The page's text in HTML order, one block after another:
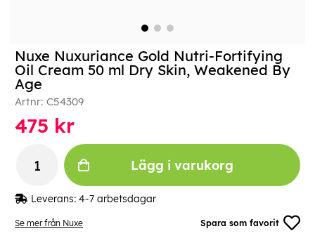
Se mer från Nuxe Spara som favorit
Nuxe Nuxuriance Gold Nutri-Fortifying
Oil Cream 50 ml Dry Skin, Weakened By
Age
Artnr: C54309
475 kr
Lägg i varukorg
Leverans: 4-7 arbetsdagar